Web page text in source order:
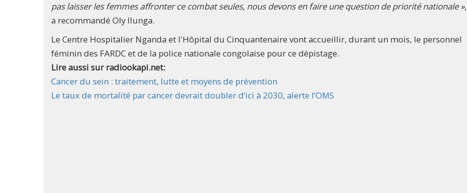
pas laisser les femmes affronter ce combat seules, nous devons en faire une question de priorité nationale »,
a recommandé Oly Ilunga.
Le Centre Hospitalier Nganda et l'Hôpital du Cinquantenaire vont accueillir, durant un mois, le personnel
féminin des FARDC et de la police nationale congolaise pour ce dépistage.
Lire aussi sur radiookapi.net:
Cancer du sein : traitement, lutte et moyens de prévention
Le taux de mortalité par cancer devrait doubler d’ici à 2030, alerte l’OMS